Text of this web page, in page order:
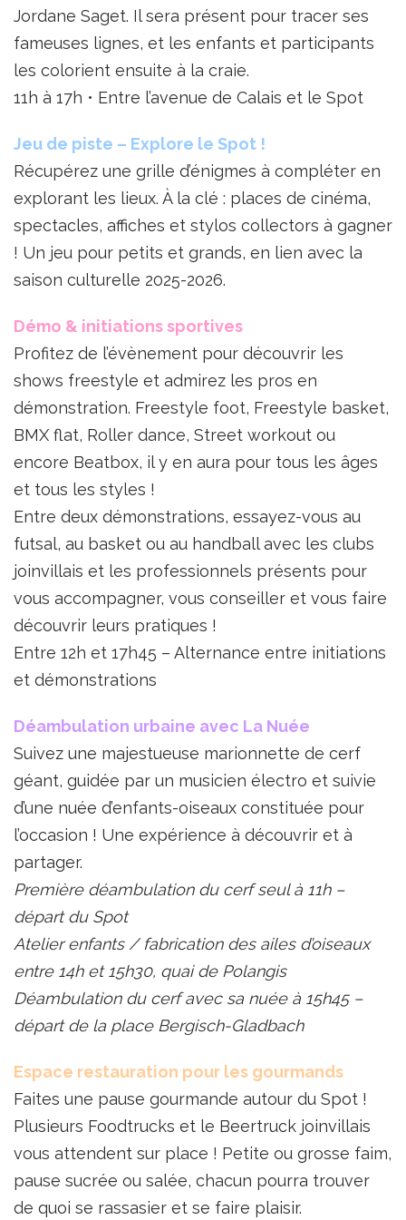
Jordane Saget. Il sera présent pour tracer ses
fameuses lignes, et les enfants et participants
les colorient ensuite à la craie.
11h à 17h • Entre l’avenue de Calais et le Spot
Jeu de piste – Explore le Spot !
Récupérez une grille d’énigmes à compléter en
explorant les lieux. À la clé : places de cinéma,
spectacles, affiches et stylos collectors à gagner
! Un jeu pour petits et grands, en lien avec la
saison culturelle 2025-2026.
Démo & initiations sportives
Profitez de l’évènement pour découvrir les
shows freestyle et admirez les pros en
démonstration. Freestyle foot, Freestyle basket,
BMX flat, Roller dance, Street workout ou
encore Beatbox, il y en aura pour tous les âges
et tous les styles !
Entre deux démonstrations, essayez-vous au
futsal, au basket ou au handball avec les clubs
joinvillais et les professionnels présents pour
vous accompagner, vous conseiller et vous faire
découvrir leurs pratiques !
Entre 12h et 17h45 – Alternance entre initiations
et démonstrations
Déambulation urbaine avec La Nuée
Suivez une majestueuse marionnette de cerf
géant, guidée par un musicien électro et suivie
d’une nuée d’enfants-oiseaux constituée pour
l’occasion ! Une expérience à découvrir et à
partager.
Première déambulation du cerf seul à 11h –
départ du Spot
Atelier enfants / fabrication des ailes d’oiseaux
entre 14h et 15h30, quai de Polangis
Déambulation du cerf avec sa nuée à 15h45 –
départ de la place Bergisch-Gladbach
Espace restauration pour les gourmands
Faites une pause gourmande autour du Spot !
Plusieurs Foodtrucks et le Beertruck joinvillais
vous attendent sur place ! Petite ou grosse faim,
pause sucrée ou salée, chacun pourra trouver
de quoi se rassasier et se faire plaisir.